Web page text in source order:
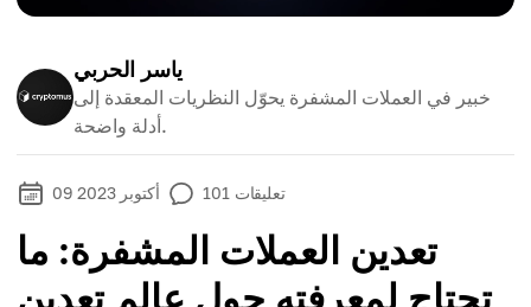
ياسر الحربي
خبير في العملات المشفرة يحوّل النظريات المعقدة إلى
أدلة واضحة.
09 أكتوبر 2023 101 تعليقات
تعدين العملات المشفرة: ما
تحتاج لمعرفته حول عالم تعدين